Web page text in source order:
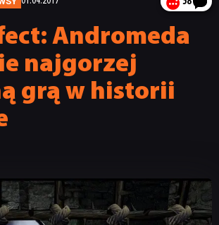
Andromeda
najgorzej
grą w historii